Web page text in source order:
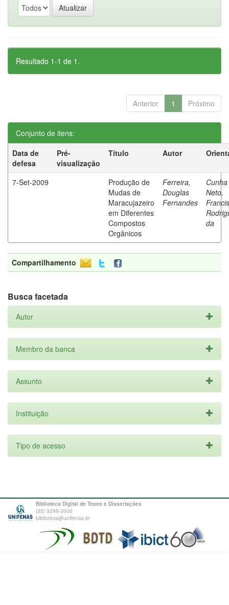
Resultado 1-1 de 1.
Anterior 1 Próximo
Conjunto de itens:
Data de
defesa
Pré-
visualização
Título Autor
7-Set-2009
Produção de
Mudas de
Maracujazeiro
em Diferentes
Compostos
Orgânicos
Ferreira,
Douglas
Fernandes
Cunha
Neto,
da
Compartilhamento
Busca facetada
Autor
Membro da banca
Assunto
Instituição
Tipo de acesso
Biblioteca Digital de Teses e Dissertações
(35) 3299-3000
biblioteca@unifenas.br